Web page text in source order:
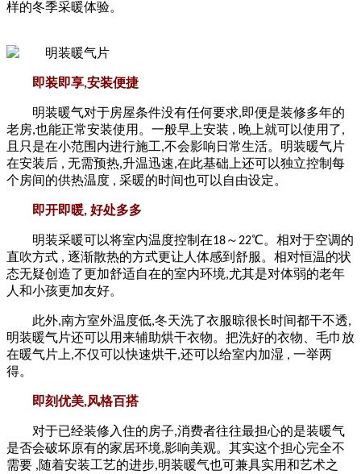
样的冬季采暖体验。
即装即享,安装便捷
明装暖气对于房屋条件没有任何要求,即便是装修多年的
老房,也能正常安装使用。一般早上安装 , 晚上就可以使用了 ,
且只是在小范围内进行施工,不会影响日常生活。明装暖气片
在安装后 , 无需预热,升温迅速,在此基础上还可以独立控制每
个房间的供热温度 , 采暖的时间也可以自由设定。
即开即暖, 好处多多
明装采暖可以将室内温度控制在18～22℃。相对于空调的
直吹方式 , 逐渐散热的方式更让人体感到舒服。相对恒温的状
态无疑创造了更加舒适自在的室内环境,尤其是对体弱的老年
人和小孩更加友好。
此外,南方室外温度低,冬天洗了衣服晾很长时间都干不透,
明装暖气片还可以用来辅助烘干衣物。把洗好的衣物、毛巾放
在暖气片上,不仅可以快速烘干,还可以给室内加湿 , 一举两
得。
即刻优美,风格百搭
对于已经装修入住的房子,消费者往往最担心的是装暖气
是否会破坏原有的家居环境,影响美观。其实这个担心完全不
需要 ,随着安装工艺的进步,明装暖气也可兼具实用和艺术之